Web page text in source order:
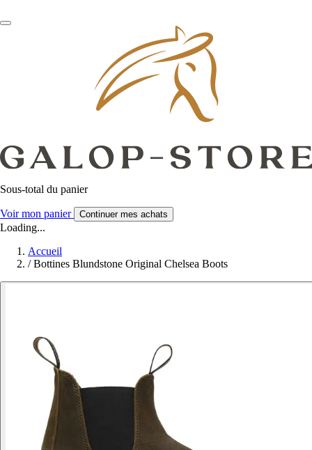
Sous-total du panier
Voir mon panier Continuer mes achats
Loading...
Accueil
/ Bottines Blundstone Original Chelsea Boots